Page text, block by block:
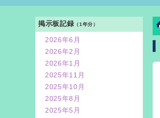
掲示板記録 （1年分）
2026年6月
2026年2月
2026年1月
2025年11月
2025年10月
2025年8月
2025年5月